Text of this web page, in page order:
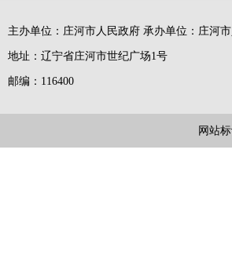
主办单位：庄河市人民政府 承办单位：庄河
地址：辽宁省庄河市世纪广场1号
邮编：116400
网站